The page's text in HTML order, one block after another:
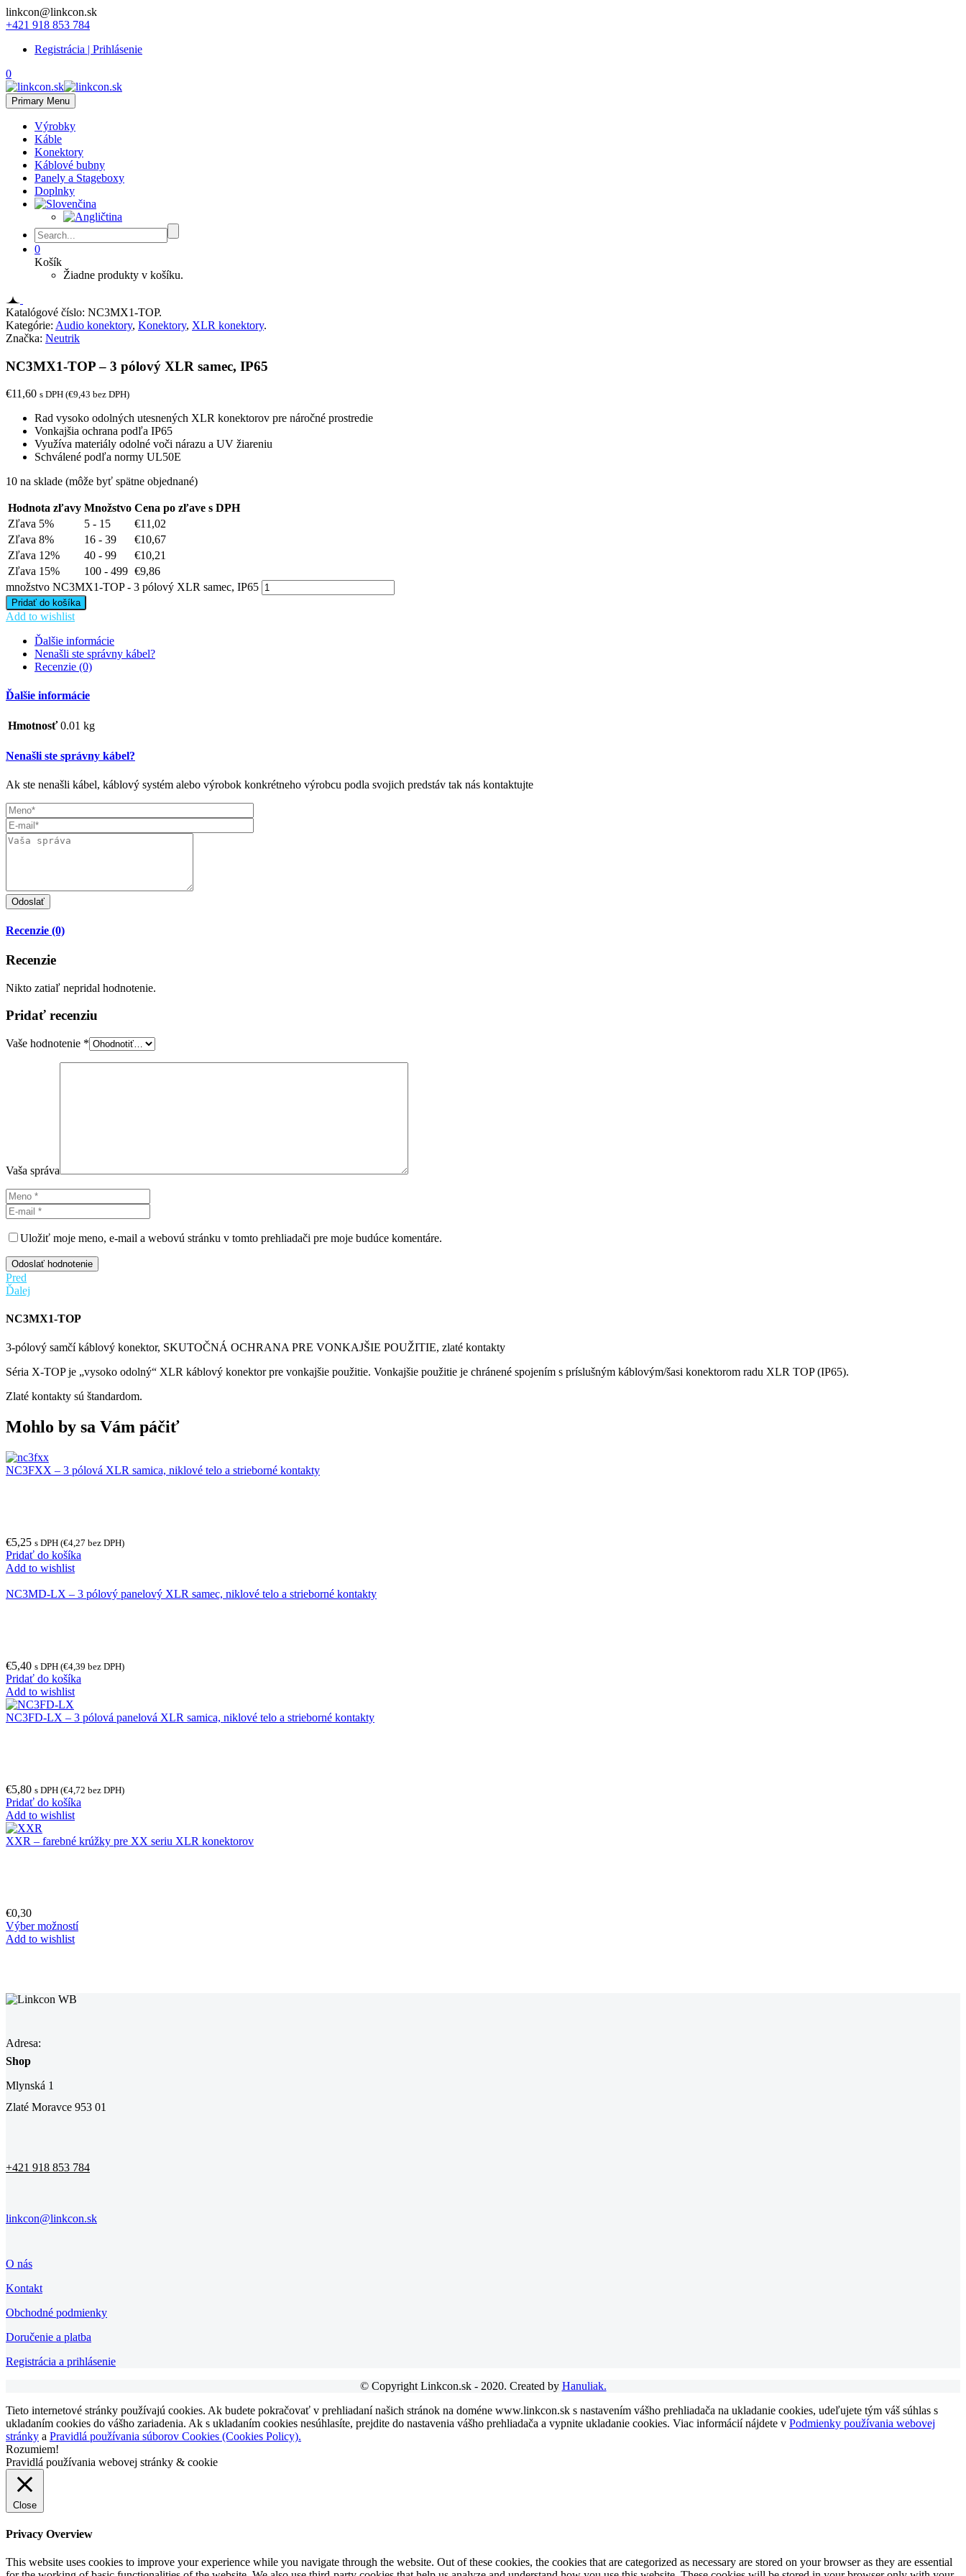
linkcon@linkcon.sk
+421 918 853 784
Registrácia | Prihlásenie
0
Primary Menu
Výrobky
Káble
Konektory
Káblové bubny
Panely a Stageboxy
Doplnky
0
Košík
Žiadne produkty v košíku.
Katalógové číslo: NC3MX1-TOP.
Kategórie: Audio konektory, Konektory, XLR konektory.
Značka: Neutrik
NC3MX1-TOP – 3 pólový XLR samec, IP65
€11,60 s DPH (€9,43 bez DPH)
Rad vysoko odolných utesnených XLR konektorov pre náročné prostredie
Vonkajšia ochrana podľa IP65
Využíva materiály odolné voči nárazu a UV žiareniu
Schválené podľa normy UL50E
10 na sklade (môže byť spätne objednané)
Hodnota zľavy Množstvo Cena po zľave s DPH
Zľava 5%
5 - 15 €11,02
Zľava 8%
16 - 39 €10,67
Zľava 12%
40 - 99 €10,21
Zľava 15%
100 - 499 €9,86
množstvo NC3MX1-TOP - 3 pólový XLR samec, IP65
Pridať do košíka
Add to wishlist
Ďalšie informácie
Nenašli ste správny kábel?
Recenzie (0)
Ďalšie informácie
Hmotnosť 0.01 kg
Nenašli ste správny kábel?
Ak ste nenašli kábel, káblový systém alebo výrobok konkrétneho výrobcu podla svojich predstáv tak nás kontaktujte
Recenzie (0)
Recenzie
Nikto zatiaľ nepridal hodnotenie.
Pridať recenziu
Vaše hodnotenie *
Vaša správa
Uložiť moje meno, e-mail a webovú stránku v tomto prehliadači pre moje budúce komentáre.
Odoslať hodnotenie
Pred
Ďalej
NC3MX1-TOP
3-pólový samčí káblový konektor, SKUTOČNÁ OCHRANA PRE VONKAJŠIE POUŽITIE, zlaté kontakty
Séria X-TOP je „vysoko odolný“ XLR káblový konektor pre vonkajšie použitie. Vonkajšie použitie je chránené spojením s príslušným káblovým/šasi konektorom radu XLR TOP (IP65).
Zlaté kontakty sú štandardom.
Mohlo by sa Vám páčiť
NC3FXX – 3 pólová XLR samica, niklové telo a strieborné kontakty
€5,25 s DPH (€4,27 bez DPH)
Pridať do košíka
Add to wishlist
NC3MD-LX – 3 pólový panelový XLR samec, niklové telo a strieborné kontakty
€5,40 s DPH (€4,39 bez DPH)
Pridať do košíka
Add to wishlist
NC3FD-LX – 3 pólová panelová XLR samica, niklové telo a strieborné kontakty
€5,80 s DPH (€4,72 bez DPH)
Pridať do košíka
Add to wishlist
XXR – farebné krúžky pre XX seriu XLR konektorov
€0,30
Výber možností
Add to wishlist
Adresa:
Shop
Mlynská 1
Zlaté Moravce 953 01
+421 918 853 784
linkcon@linkcon.sk
O nás
Kontakt
Obchodné podmienky
Doručenie a platba
Registrácia a prihlásenie
© Copyright Linkcon.sk - 2020. Created by Hanuliak.
Tieto internetové stránky používajú cookies. Ak budete pokračovať v prehliadaní našich stránok na doméne www.linkcon.sk s nastavením vášho prehliadača na ukladanie cookies, udeľujete tým váš súhlas s
ukladaním cookies do vášho zariadenia. Ak s ukladaním cookies nesúhlasíte, prejdite do nastavenia vášho prehliadača a vypnite ukladanie cookies. Viac informácií nájdete v Podmienky používania webovej
stránky a Pravidlá používania súborov Cookies (Cookies Policy).
Rozumiem!
Pravidlá používania webovej stránky & cookie
Close
Privacy Overview
This website uses cookies to improve your experience while you navigate through the website. Out of these cookies, the cookies that are categorized as necessary are stored on your browser as they are essential